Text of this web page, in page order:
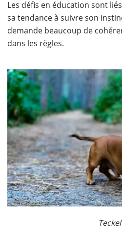
Les défis en éducation sont
sa tendance à suivre son
demande beaucoup de
dans les règles.
Teckel